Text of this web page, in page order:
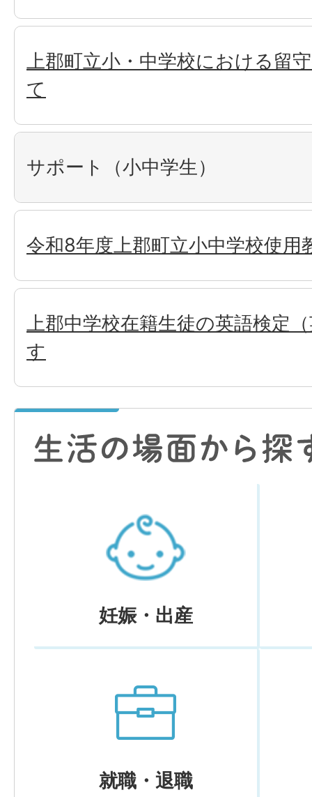
上郡町立小・中学校における留
て
サポート（小中学生）
令和8年度上郡町立小中学校使用
上郡中学校在籍生徒の英語検定
す
妊娠・出産
就職・退職